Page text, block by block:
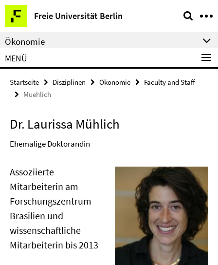
Springe
direkt
zu
Inhalt
Freie Universität Berlin
Service-
Navigation
Ökonomie
MENÜ
Startseite Disziplinen Ökonomie
Faculty and Staff
Muehlich
Dr. Laurissa Mühlich
Ehemalige Doktorandin
Assoziierte
Mitarbeiterin am
Forschungszentrum
Brasilien und
wissenschaftliche
Mitarbeiterin bis 2013